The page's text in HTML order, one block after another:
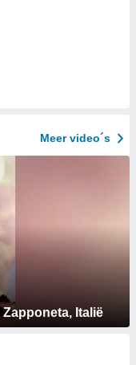
Meer video´s
Italië